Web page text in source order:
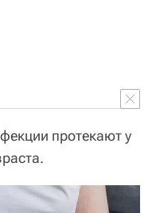
протекают у